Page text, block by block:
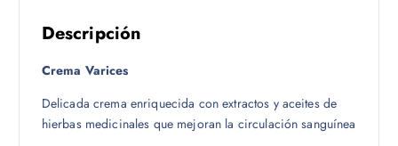
Descripción
Crema Varices
Delicada crema enriquecida con extractos y aceites de
hierbas medicinales que mejoran la circulación sanguínea